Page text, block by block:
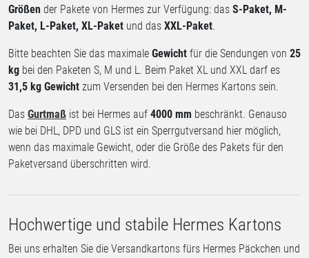
Größen der Pakete von Hermes zur Verfügung: das S-Paket, M-
Paket, L-Paket, XL-Paket und das XXL-Paket.
Bitte beachten Sie das maximale Gewicht für die Sendungen von 25
kg bei den Paketen S, M und L. Beim Paket XL und XXL darf es
31,5 kg Gewicht zum Versenden bei den Hermes Kartons sein.
Das Gurtmaß ist bei Hermes auf 4000 mm beschränkt. Genauso
wie bei DHL, DPD und GLS ist ein Sperrgutversand hier möglich,
wenn das maximale Gewicht, oder die Größe des Pakets für den
Paketversand überschritten wird.
Hochwertige und stabile Hermes Kartons
Bei uns erhalten Sie die Versandkartons fürs Hermes Päckchen und